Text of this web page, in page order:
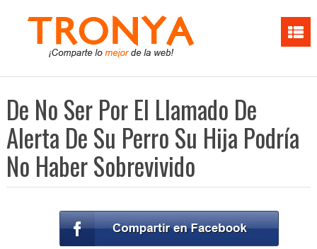
De No Ser Por El Llamado De
Alerta De Su Perro Su Hija Podría
No Haber Sobrevivido